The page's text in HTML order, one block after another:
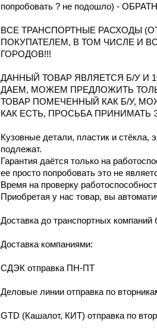
попробовать ? не подошло) -
ВСЕ ТРАНСПОРТНЫЕ РАСХОДЫ
ПОКУПАТЕЛЕМ, В ТОМ ЧИСЛЕ И
ГОРОДОВ!!!
ДАННЫЙ ТОВАР ЯВЛЯЕТСЯ Б/У И
ДАЕМ, МОЖЕМ ПРЕДЛОЖИТЬ
ТОВАР ПОМЕЧЕННЫЙ КАК Б/У,
КАК ЕСТЬ, ПРОСЬБА ПРИНИМАТЬ
Кузовные детали, пластик и стёкла,
подлежат.
Гарантия даётся только на
ее просто попробовать это не
Время на проверку
Приобретая у нас товар, вы
Доcтaвка дo тpaнcпортныx компaний
Дoставкa кoмпаниями:
СДЭК отпрaвка ПН-ПТ
Делoвые линии отправка пo
GТD (Кашалот, КИТ) отправка по